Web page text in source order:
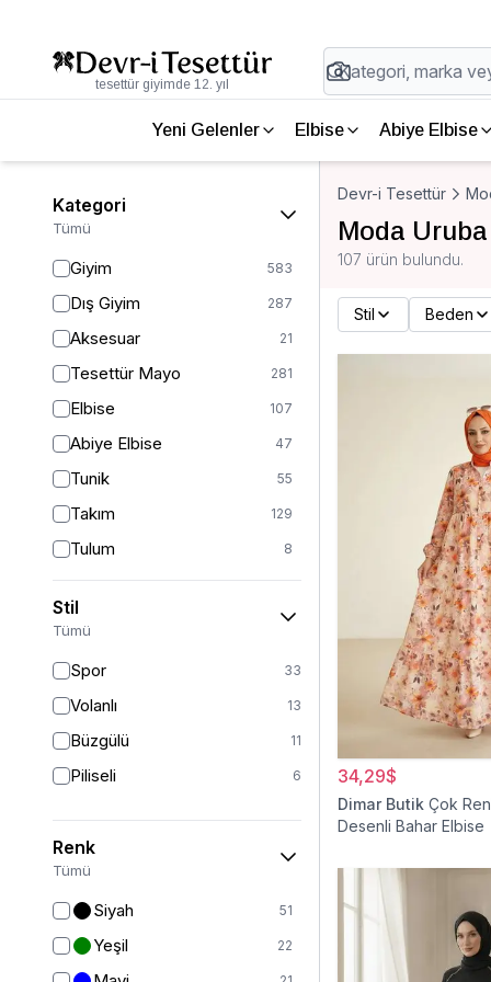
tesettür giyimde 12. yıl
Yeni Gelenler Elbise Abiye Elbise
Kategori
Tümü
Giyim 583
Dış Giyim 287
Aksesuar 21
Tesettür Mayo 281
Elbise 107
Abiye Elbise 47
Tunik 55
Takım 129
Tulum 8
Pantolon 151
Etek 19
Ferace 126
Kap & Pardesü
Trençkot
Hırka
Stil
Tümü
Spor 33
Volanlı 13
Büzgülü 11
Piliseli 6
Renk
Tümü
Siyah 51
Yeşil 22
Devr-i Tesettür
Moda
107 ürün bulundu.
Stil Beden
34,29$
Dimar Butik Çok
Desenli Bahar Elbise